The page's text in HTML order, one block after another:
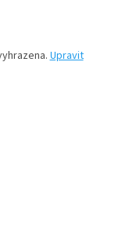
Upravit